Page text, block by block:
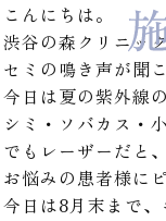
こんにちは。
渋谷の森クリニッ
セミの鳴き声が聞
今日は夏の紫外線
シミ・ソバカス・
でもレーザーだと
お悩みの患者様に
今日は8月末まで